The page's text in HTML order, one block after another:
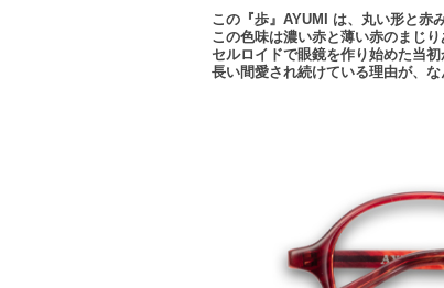
この『歩』AYUMI は、丸い形と赤
この色味は濃い赤と薄い赤のまじ
セルロイドで眼鏡を作り始めた当
長い間愛され続けている理由が、な